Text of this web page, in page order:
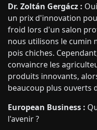
Dr. Zoltán Gergácz :
un prix d'innovation
froid lors d'un salon
nous utilisons le cumin
pois chiches.
convaincre les
produits innovants,
beaucoup plus ouverts
European Business :
l'avenir ?